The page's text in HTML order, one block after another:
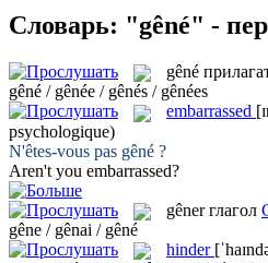
Словарь: "gêné" -
gêné
gêné / gênée / gênés / gênées
embarrassed
psychologique)
N'êtes-vous pas gêné ?
Aren't you embarrassed?
gêner глагол
gêne / gênai / gêné
hinder